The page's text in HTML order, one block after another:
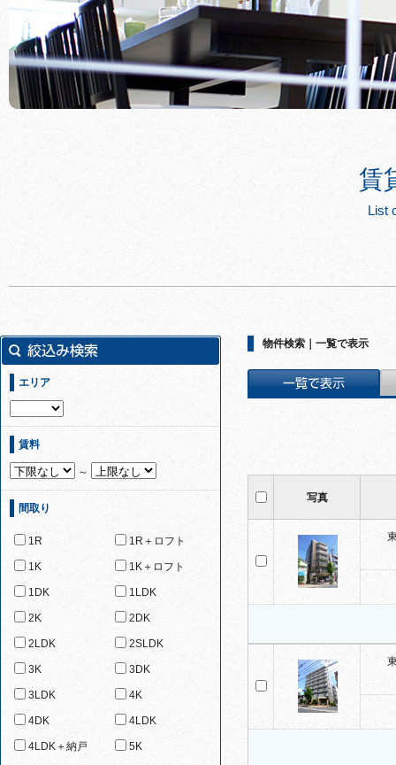
賃
List
物件検索｜一覧で表示
写真
エリア
賃料
～
間取り
1R 1R＋ロフト
1K 1K＋ロフト
1DK 1LDK
2K 2DK
2LDK 2SLDK
3K 3DK
3LDK 4K
4DK 4LDK
4LDK＋納戸 5K